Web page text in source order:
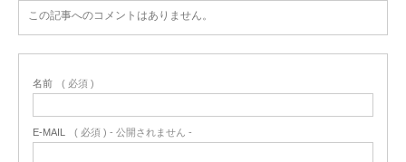
この記事へのコメントはありません。
名前 ( 必須 )
E-MAIL ( 必須 ) - 公開されません -